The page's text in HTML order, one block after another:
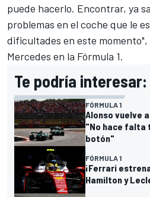
puede hacerlo. Encontrar, ya
problemas en el coche que le
dificultades en este
Mercedes en la Fórmula 1.
Te podría interesar:
FÓRMULA 1
Alonso vuelve
"No hace falta
botón"
FÓRMULA 1
¡Ferrari
Hamilton y